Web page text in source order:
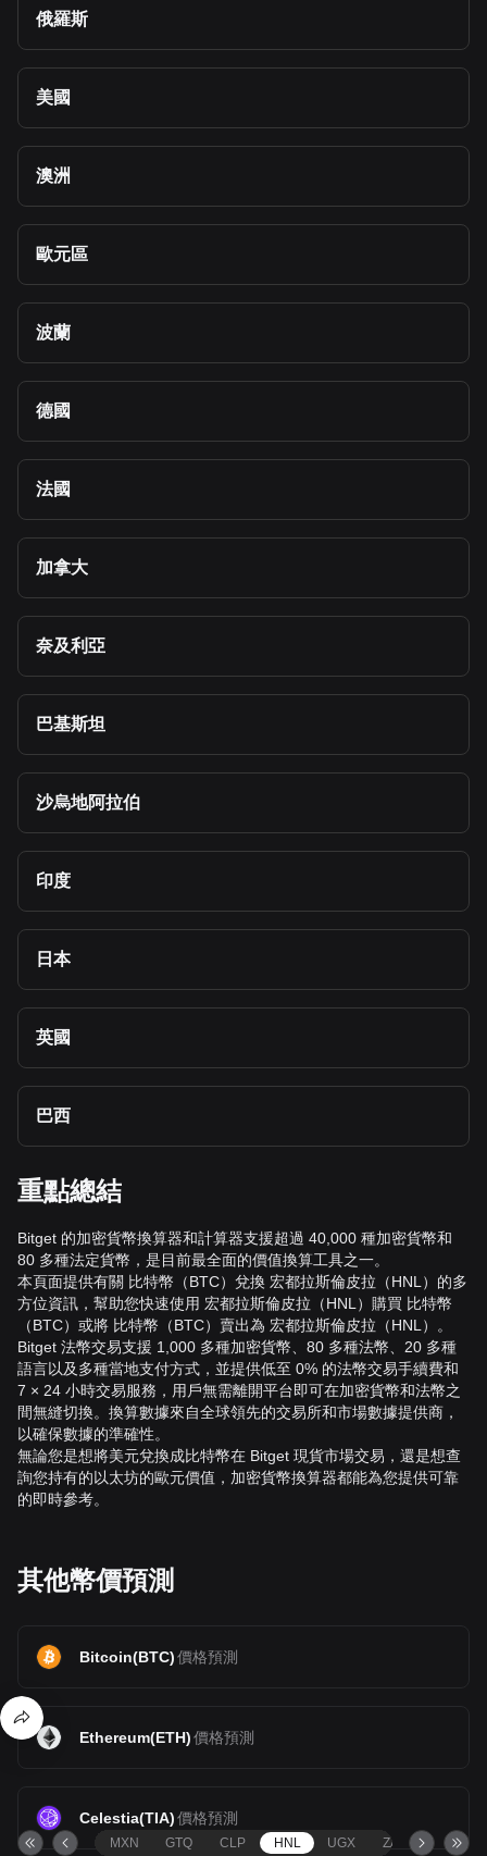
俄羅斯
美國
澳洲
歐元區
波蘭
德國
法國
加拿大
奈及利亞
巴基斯坦
沙烏地阿拉伯
印度
日本
英國
巴西
重點總結
Bitget 的加密貨幣換算器和計算器支援超過 40,000 種加密貨幣和
80 多種法定貨幣，是目前最全面的價值換算工具之一。
本頁面提供有關 比特幣（BTC）兌換 宏都拉斯倫皮拉（HNL）的多
方位資訊，幫助您快速使用 宏都拉斯倫皮拉（HNL）購買 比特幣
（BTC）或將 比特幣（BTC）賣出為 宏都拉斯倫皮拉（HNL）。
Bitget 法幣交易支援 1,000 多種加密貨幣、80 多種法幣、20 多種
語言以及多種當地支付方式，並提供低至 0% 的法幣交易手續費和
7 × 24 小時交易服務，用戶無需離開平台即可在加密貨幣和法幣之
間無縫切換。換算數據來自全球領先的交易所和市場數據提供商，
以確保數據的準確性。
無論您是想將美元兌換成比特幣在 Bitget 現貨市場交易，還是想查
詢您持有的以太坊的歐元價值，加密貨幣換算器都能為您提供可靠
的即時參考。
其他幣價預測
Bitcoin(BTC)價格預測
Ethereum(ETH)價格預測
Celestia(TIA)價格預測
MXN GTQ CLP HNL UGX ZAR TND